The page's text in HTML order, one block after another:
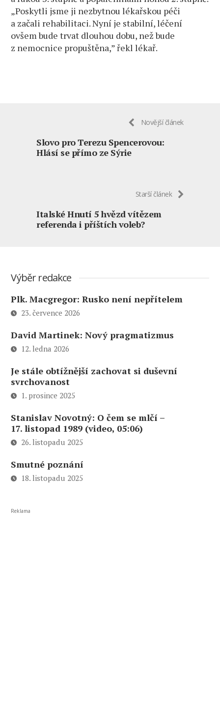
„Poskytli jsme ji nezbytnou lékařskou péči
a začali rehabilitaci. Nyní je stabilní, léčení
ovšem bude trvat dlouhou dobu, než bude
z nemocnice propuštěna,” řekl lékař.
Novější článek
Slovo pro Terezu Spencerovou:
Hlásí se přímo ze Sýrie
Starší článek
Italské Hnutí 5 hvězd vítězem
referenda i příštích voleb?
Výběr redakce
Plk. Macgregor: Rusko není nepřítelem
23. července 2026
David Martinek: Nový pragmatizmus
12. ledna 2026
Je stále obtížnější zachovat si duševní
svrchovanost
1. prosince 2025
Stanislav Novotný: O čem se mlčí –
17. listopad 1989 (video, 05:06)
26. listopadu 2025
Smutné poznání
18. listopadu 2025
Reklama